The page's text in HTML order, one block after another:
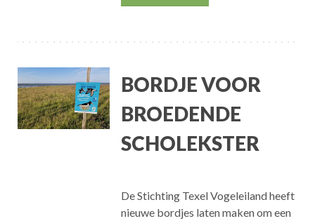
BORDJE VOOR
BROEDENDE
SCHOLEKSTER
De Stichting Texel Vogeleiland heeft
nieuwe bordjes laten maken om een